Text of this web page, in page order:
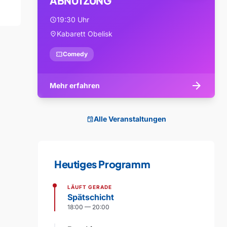
schedule19:30 Uhr
location_onKabarett Obelisk
confirmation_numberComedy
Mehr erfahren arrow_forward
eventAlle Veranstaltungen
Heutiges Programm
LÄUFT GERADE
Spätschicht
18:00 — 20:00